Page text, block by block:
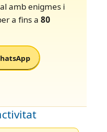
amb enigmes i
a fins a 80